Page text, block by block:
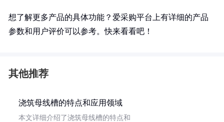
想了解更多产品的具体功能？爱采购平台上有详细的产品
参数和用户评价可以参考。快来看看吧！
其他推荐
浇筑母线槽的特点和应用领域
本文详细介绍了浇筑母线槽的特点和